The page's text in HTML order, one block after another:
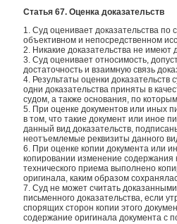
Статья 67. Оценка доказательств
1. Суд оценивает доказательства
объективном и непосредственном
2. Никакие доказательства не
3. Суд оценивает относимость,
достаточность и взаимную связь
4. Результаты оценки
одни доказательства приняты в
судом, а также основания, по
5. При оценке документов или иных
в том, что такие документ или иное
данный вид доказательств,
неотъемлемые реквизиты данного
6. При оценке копии документа или
копировании изменение содержания
технического приема выполнено
оригинала, каким образом
7. Суд не может считать
письменного доказательства, если
спорящих сторон копии этого
содержание оригинала документа с